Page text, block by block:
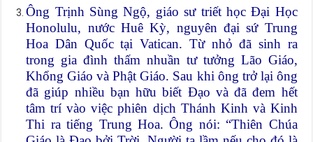
Ông Trịnh Sùng Ngộ, giáo sư triết học Đại Học
Honolulu, nước Huê Kỳ, nguyên đại sứ Trung
Hoa Dân Quốc tại Vatican. Từ nhỏ đã sinh ra
trong gia đình thấm nhuần tư tưởng Lão Giáo,
Khổng Giáo và Phật Giáo. Sau khi ông trở lại ông
đã giúp nhiều bạn hữu biết Đạo và đã đem hết
tâm trí vào việc phiên dịch Thánh Kinh và Kinh
Thi ra tiếng Trung Hoa. Ông nói: “Thiên Chúa